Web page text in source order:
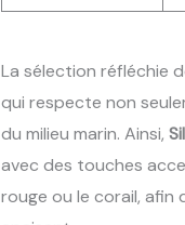
La sélection réfléchie
qui respecte non
du milieu marin. Ainsi,
avec des touches
rouge ou le corail, afin